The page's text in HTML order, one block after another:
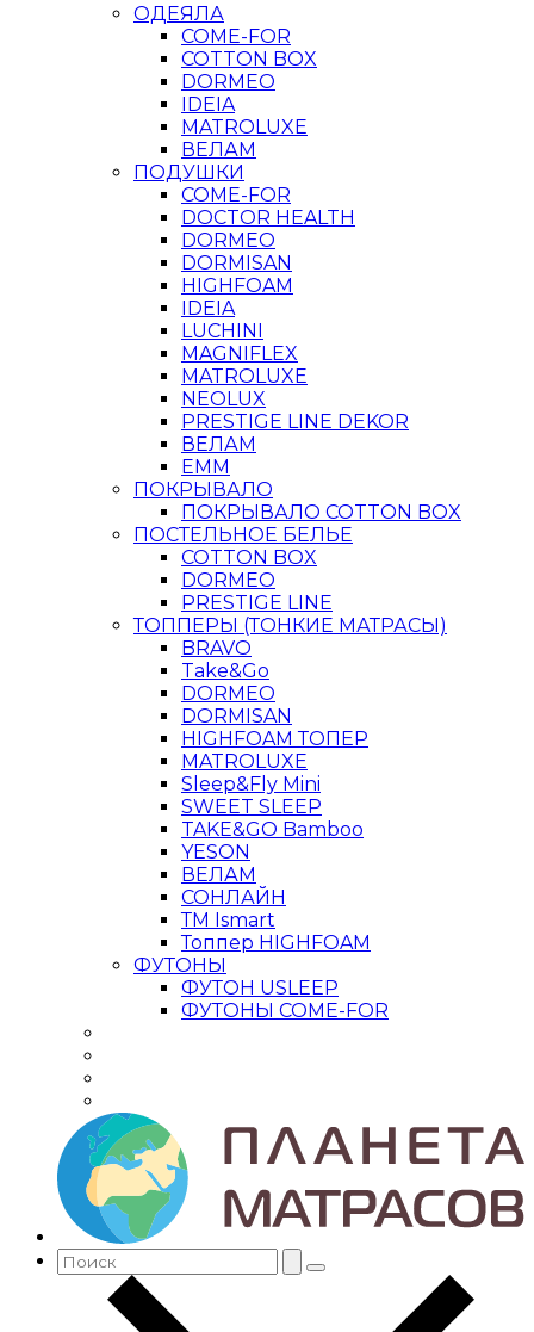
ОДЕЯЛА
COME-FOR
COTTON BOX
DORMEO
IDEIA
MATROLUXE
ВЕЛАМ
ПОДУШКИ
COME-FOR
DOCTOR HEALTH
DORMEO
DORMISAN
HIGHFOAM
IDEIA
LUCHINI
MAGNIFLEX
MATROLUXE
NEOLUX
PRESTIGE LINE DEKOR
ВЕЛАМ
ЕММ
ПОКРЫВАЛО
ПОКРЫВАЛО COTTON BOX
ПОСТЕЛЬНОЕ БЕЛЬЕ
COTTON BOX
DORMEO
PRESTIGE LINE
ТОППЕРЫ (ТОНКИЕ МАТРАСЫ)
BRAVO
Take&Go
DORMEO
DORMISAN
HIGHFOAM ТОПЕР
MATROLUXE
Sleep&Fly Mini
SWEET SLEEP
TAKE&GO Bamboo
YESON
ВЕЛАМ
СОНЛАЙН
ТМ Ismart
Топпер HIGHFOAM
ФУТОНЫ
ФУТОН USLEEP
ФУТОНЫ COME-FOR